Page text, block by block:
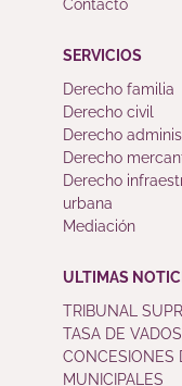
SERVICIOS
Derecho familia
Derecho civil
Derecho
Derecho
Derecho
urbana
Mediación
ULTIMAS
TRIBUNAL
TASA DE
CONCESIONES
MUNICIPALES